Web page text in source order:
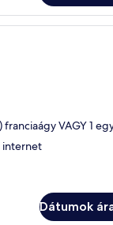
Egy
VAGY 1
internet
Dátumok